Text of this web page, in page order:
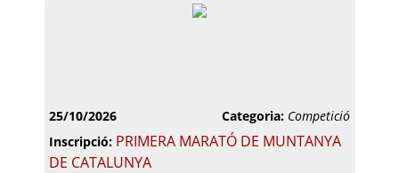
25/10/2026 Categoria: Competició
Inscripció: PRIMERA MARATÓ DE MUNTANYA
DE CATALUNYA